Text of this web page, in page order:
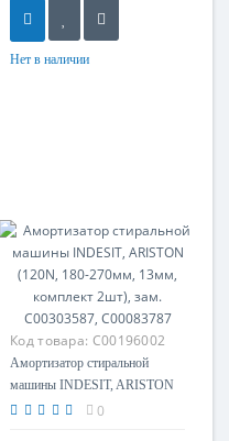
Нет в наличии
Код товара: C00196002
Амортизатор стиральной
машины INDESIT, ARISTON
(120N, 180-270мм, 13мм,
0